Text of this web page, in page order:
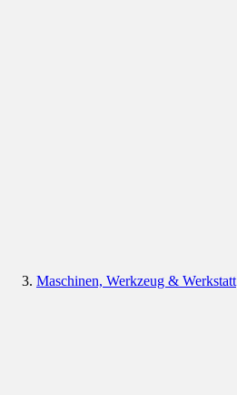
Maschinen, Werkzeug & Werkstatt